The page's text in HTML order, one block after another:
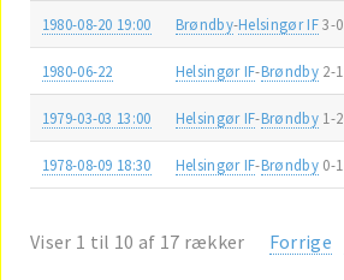
1980-08-20 19:00 Brøndby-Helsingør IF3-0
1980-06-22 Helsingør IF-Brøndby 2-1
1979-03-03 13:00 Helsingør IF-Brøndby 1-2
1978-08-09 18:30 Helsingør IF-Brøndby 0-1
Viser 1 til 10 af 17 rækker Forrige